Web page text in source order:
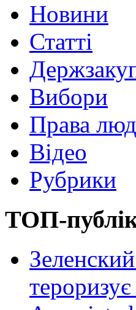
Новини
Статті
Вибори
Права
Відео
Рубрики
ТОП-